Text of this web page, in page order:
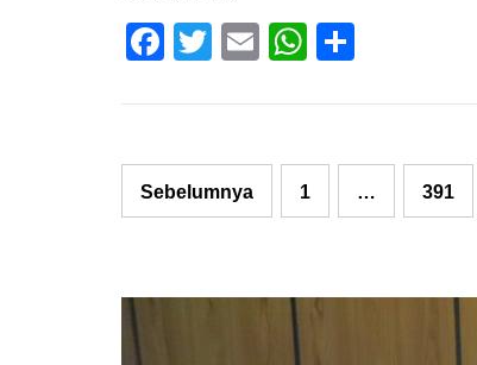
Facebook
TwitterEmailWhatsApp
Paginasi
pos
Sebelumnya 1 … 391